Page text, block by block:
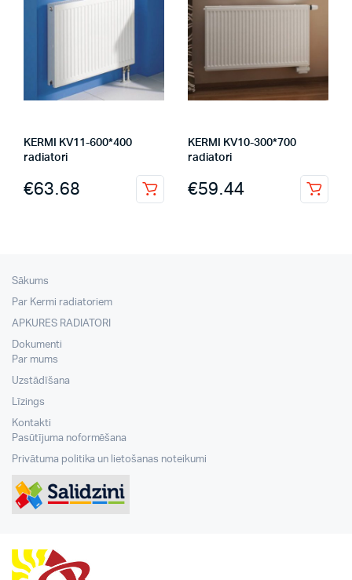
KERMI KV11-600*400
radiatori
€63.68
KERMI KV10-300*700
radiatori
€59.44
Sākums
Par Kermi radiatoriem
APKURES RADIATORI
Dokumenti
Par mums
Uzstādīšana
Līzings
Kontakti
Pasūtījuma noformēšana
Privātuma politika un lietošanas noteikumi